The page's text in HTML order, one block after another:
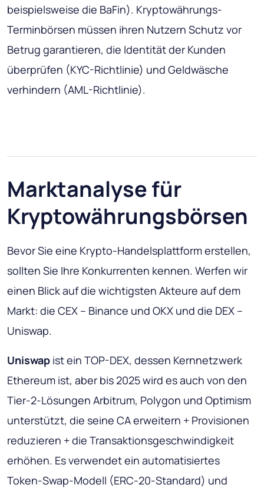
beispielsweise die BaFin). Kryptowährungs-
Terminbörsen müssen ihren Nutzern Schutz vor
Betrug garantieren, die Identität der Kunden
überprüfen (KYC-Richtlinie) und Geldwäsche
verhindern (AML-Richtlinie).
Marktanalyse für
Kryptowährungsbörsen
Bevor Sie eine Krypto-Handelsplattform erstellen,
sollten Sie Ihre Konkurrenten kennen. Werfen wir
einen Blick auf die wichtigsten Akteure auf dem
Markt: die CEX – Binance und OKX und die DEX –
Uniswap.
Uniswap ist ein TOP-DEX, dessen Kernnetzwerk
Ethereum ist, aber bis 2025 wird es auch von den
Tier-2-Lösungen Arbitrum, Polygon und Optimism
unterstützt, die seine CA erweitern + Provisionen
reduzieren + die Transaktionsgeschwindigkeit
erhöhen. Es verwendet ein automatisiertes
Token-Swap-Modell (ERC-20-Standard) und